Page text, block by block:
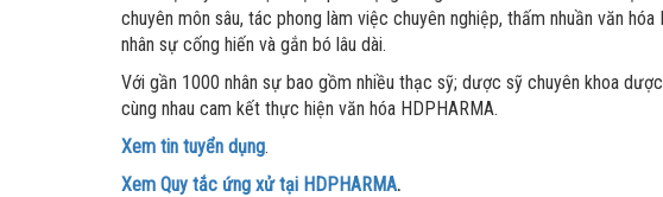
chuyên môn sâu, tác phong làm việc chuyên nghiệp, thấm nhuần văn
nhân sự cống hiến và gắn bó lâu dài.
Với gần 1000 nhân sự bao gồm nhiều thạc sỹ; dược sỹ chuyên khoa
cùng nhau cam kết thực hiện văn hóa HDPHARMA.
Xem tin tuyển dụng.
Xem Quy tắc ứng xử tại HDPHARMA.